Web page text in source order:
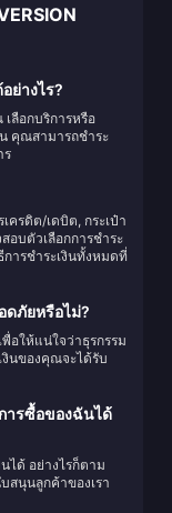
ย่างไร?
ลือกบริการหรือ
คุณสามารถชำระ
ร
ครดิต/เดบิต, กระเป๋า
อบตัวเลือกการชำระ
การชำระเงินทั้งหมดที่
ภัยหรือไม่?
อให้แน่ใจว่าธุรกรรม
นของคุณจะได้รับ
ารซื้อของฉันได้
ได้ อย่างไรก็ตาม
นุนลูกค้าของเรา